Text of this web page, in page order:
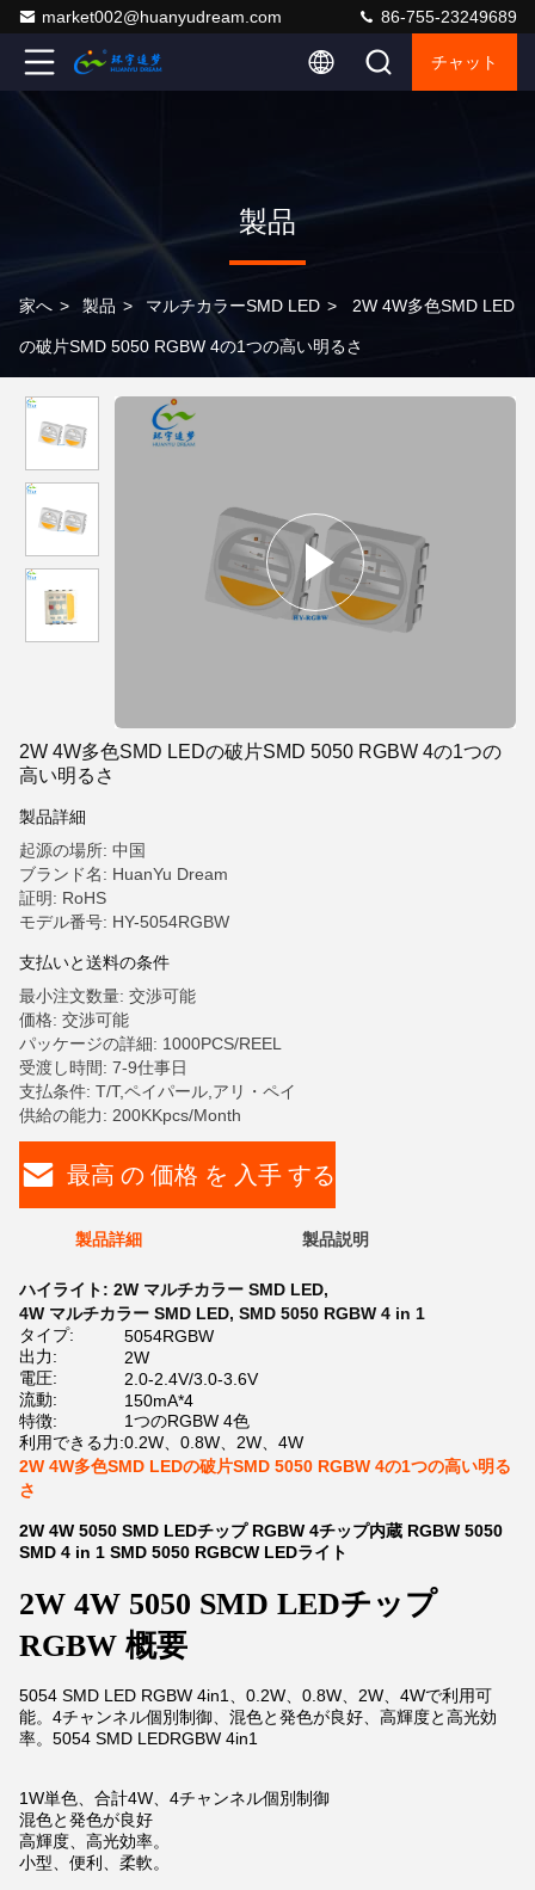
market002@huanyudream.com 86-755-23249689
チャット
製品
家へ > 製品 > マルチカラーSMD LED > 2W 4W多色SMD LED
の破片SMD 5050 RGBW 4の1つの高い明るさ
2W 4W多色SMD LEDの破片SMD 5050 RGBW 4の1つの
高い明るさ
製品詳細
起源の場所: 中国
ブランド名: HuanYu Dream
証明: RoHS
モデル番号: HY-5054RGBW
支払いと送料の条件
最小注文数量: 交渉可能
価格: 交渉可能
パッケージの詳細: 1000PCS/REEL
受渡し時間: 7-9仕事日
支払条件: T/T,ペイパール,アリ・ペイ
供給の能力: 200KKpcs/Month
最高 の 価格 を 入手 する
製品詳細 製品説明
ハイライト: 2W マルチカラー SMD LED,
4W マルチカラー SMD LED, SMD 5050 RGBW 4 in 1
タイプ:
5054RGBW
出力:
2W
電圧:
2.0-2.4V/3.0-3.6V
流動:
150mA*4
特徴:
1つのRGBW 4色
利用できる力:0.2W、0.8W、2W、4W
2W 4W多色SMD LEDの破片SMD 5050 RGBW 4の1つの高い明る
さ
2W 4W 5050 SMD LEDチップ RGBW 4チップ内蔵 RGBW 5050
SMD 4 in 1 SMD 5050 RGBCW LEDライト
2W 4W 5050 SMD LEDチップ
RGBW 概要
5054 SMD LED RGBW 4in1、0.2W、0.8W、2W、4Wで利用可
能。4チャンネル個別制御、混色と発色が良好、高輝度と高光効
率。 5054 SMD LEDRGBW 4in1
1W単色、合計4W、4チャンネル個別制御
混色と発色が良好
高輝度、高光効率。
小型、便利、柔軟。